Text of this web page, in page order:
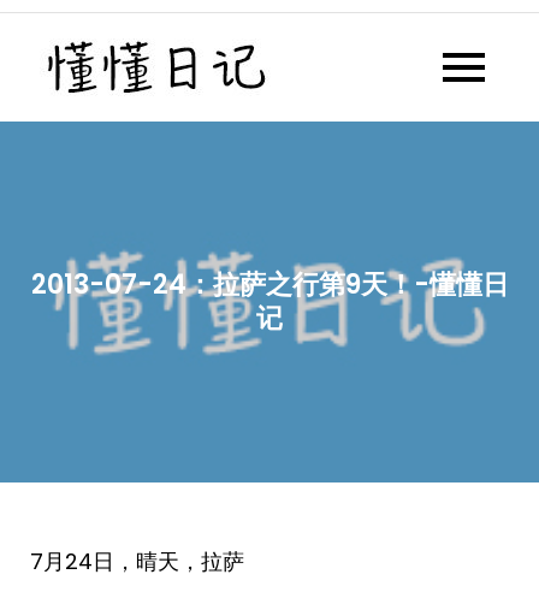
Skip
content
懂懂日记网每天同步更新懂懂学
2013-07-24：拉萨之行第9天！-懂懂日
记
7月24日，晴天，拉萨